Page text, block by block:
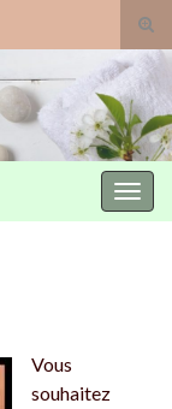
Vous
souhaitez